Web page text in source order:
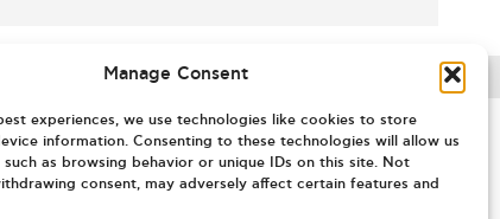
Manage Consent
experiences, we use technologies like cookies to store
information. Consenting to these technologies will allow us
as browsing behavior or unique IDs on this site. Not
consent, may adversely affect certain features and